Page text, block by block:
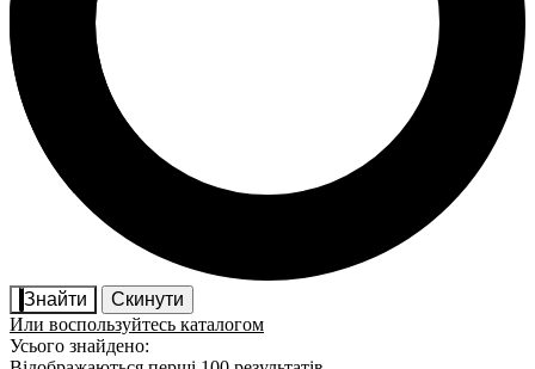
Знайти
Скинути
Или воспользуйтесь каталогом
Усього знайдено: